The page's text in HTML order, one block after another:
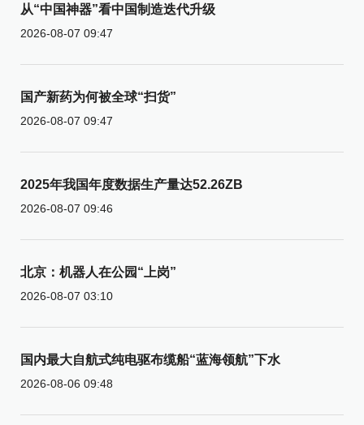
从“中国神器”看中国制造迭代升级
2026-08-07 09:47
国产新药为何被全球“扫货”
2026-08-07 09:47
2025年我国年度数据生产量达52.26ZB
2026-08-07 09:46
北京：机器人在公园“上岗”
2026-08-07 03:10
国内最大自航式纯电驱布缆船“蓝海领航”下水
2026-08-06 09:48